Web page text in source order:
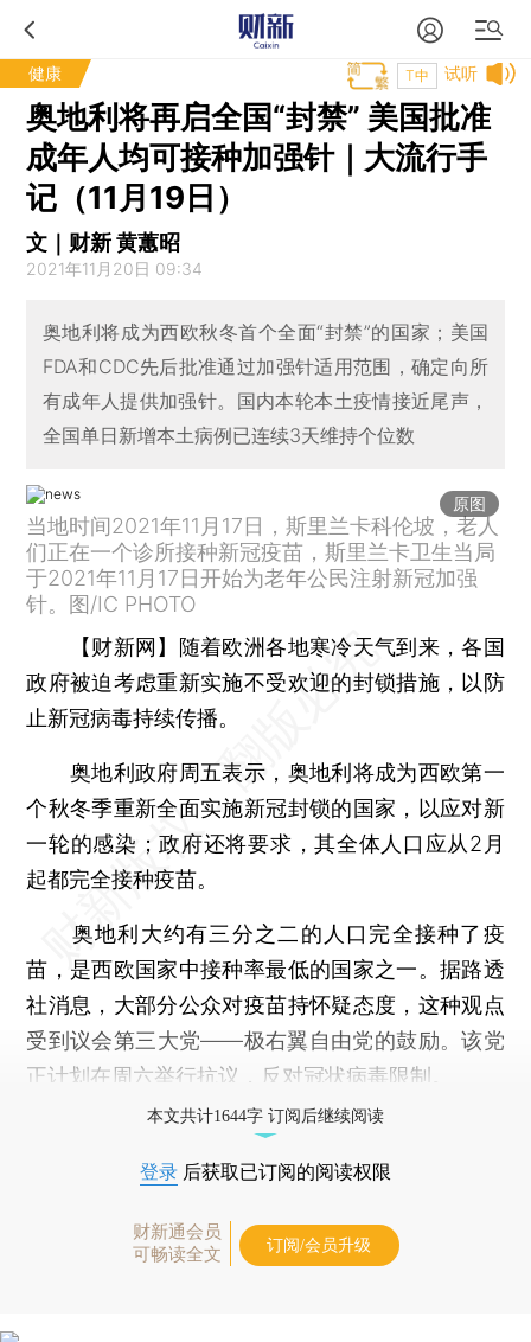
健康 试听
T中
奥地利将再启全国“封禁” 美国批准
成年人均可接种加强针｜大流行手
记（11月19日）
文｜财新 黄蕙昭
2021年11月20日 09:34
奥地利将成为西欧秋冬首个全面“封禁”的国家；美国
FDA和CDC先后批准通过加强针适用范围，确定向所
有成年人提供加强针。国内本轮本土疫情接近尾声，
全国单日新增本土病例已连续3天维持个位数
原图
当地时间2021年11月17日，斯里兰卡科伦坡，老人
们正在一个诊所接种新冠疫苗，斯里兰卡卫生当局
于2021年11月17日开始为老年公民注射新冠加强
针。图/IC PHOTO
【财新网】 随着欧洲各地寒冷天气到来，各国
政府被迫考虑重新实施不受欢迎的封锁措施，以防
止新冠病毒持续传播。
奥地利政府周五表示，奥地利将成为西欧第一
个秋冬季重新全面实施新冠封锁的国家，以应对新
一轮的感染；政府还将要求，其全体人口应从2月
起都完全接种疫苗。
奥地利大约有三分之二的人口完全接种了疫
苗，是西欧国家中接种率最低的国家之一。据路透
社消息，大部分公众对疫苗持怀疑态度，这种观点
受到议会第三大党——极右翼自由党的鼓励。该党
正计划在周六举行抗议，反对冠状病毒限制。
本文共计1644字 订阅后继续阅读
登录 后获取已订阅的阅读权限
财新通会员
可畅读全文
订阅/会员升级